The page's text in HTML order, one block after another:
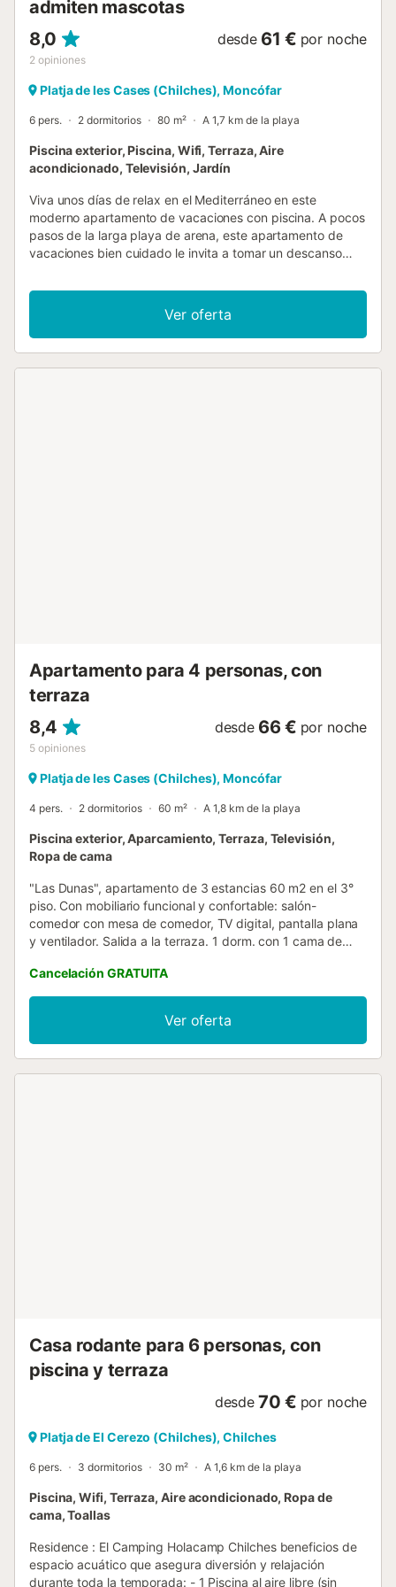
admiten mascotas
8,0
2 opiniones
desde 61 € por noche
Platja de les Cases (Chilches), Moncófar
6 pers. 2 dormitorios 80 m² A 1,7 km de la playa
Piscina exterior, Piscina, Wifi, Terraza, Aire
acondicionado, Televisión, Jardín
Viva unos días de relax en el Mediterráneo en este
moderno apartamento de vacaciones con piscina. A pocos
pasos de la larga playa de arena, este apartamento de
vacaciones bien cuidado le invita a tomar un descanso
cocina bien equipada y disfrute de sus comidas en la
acogedora mesa de comedor. Después de un día lleno de
acontecimientos, podrá relajarse en la cómoda zona de
sofás y pasar un buen rato juntos en una velada de juegos.
Ver oferta
Apartamento para 4 personas, con
terraza
8,4
5 opiniones
desde 66 € por noche
Platja de les Cases (Chilches), Moncófar
4 pers. 2 dormitorios 60 m² A 1,8 km de la playa
Piscina exterior, Aparcamiento, Terraza, Televisión,
Ropa de cama
"Las Dunas", apartamento de 3 estancias 60 m2 en el 3°
piso. Con mobiliario funcional y confortable: salón-
comedor con mesa de comedor, TV digital, pantalla plana
y ventilador. Salida a la terraza. 1 dorm. con 1 cama de
dorm. con 2 camas (90 cm, 190 cm de longitud),
ventilador. Cocina (horno, 4 placas de vitrocerámica,
microondas, congelador) con pasa-platos. Baño/bidet/WC.
Calefacción eléctrica. Terraza. Muebles de terraza. Vista al
mar y a la piscina. El alojamiento dispone de: lavadora,
Cancelación GRATUITA
Ver oferta
Casa rodante para 6 personas, con
piscina y terraza
desde 70 € por noche
Platja de El Cerezo (Chilches), Chilches
6 pers. 3 dormitorios 30 m² A 1,6 km de la playa
Piscina, Wifi, Terraza, Aire acondicionado, Ropa de
cama, Toallas
Residence : El Camping Holacamp Chilches beneficios de
espacio acuático que asegura diversión y relajación
durante toda la temporada: - 1 Piscina al aire libre (sin